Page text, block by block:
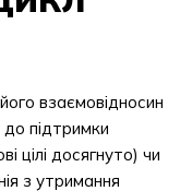
взаємовідносин
підтримки
цілі досягнуто) чи
з утримання